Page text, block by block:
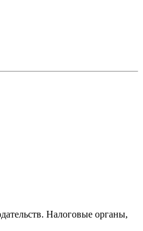
Налоговые органы,